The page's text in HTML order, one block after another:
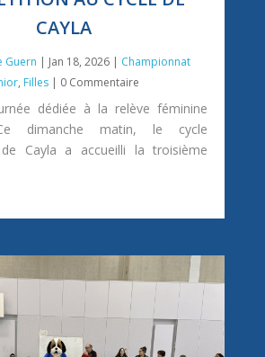
CAYLA
Guern | Jan 18, 2026| Championnat
, Filles| 0 Commentaire
dédiée à la relève féminine
dimanche matin, le cycle
Cayla a accueilli la troisième